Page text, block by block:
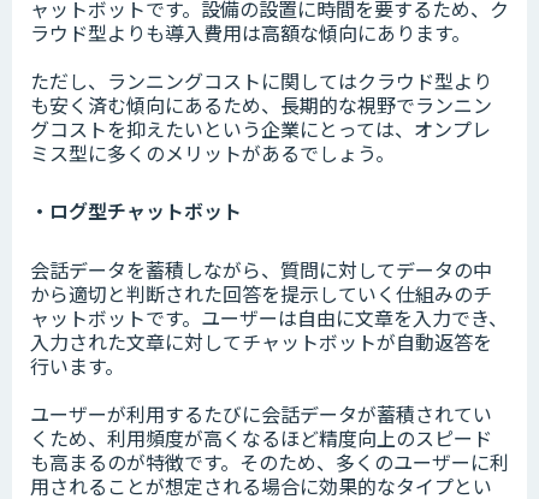
ャットボットです。設備の設置に時間を要するため、ク
ラウド型よりも導入費用は高額な傾向にあります。
ただし、ランニングコストに関してはクラウド型より
も安く済む傾向にあるため、長期的な視野でランニン
グコストを抑えたいという企業にとっては、オンプレ
ミス型に多くのメリットがあるでしょう。
・ログ型チャットボット
会話データを蓄積しながら、質問に対してデータの中
から適切と判断された回答を提示していく仕組みのチ
ャットボットです。ユーザーは自由に文章を入力でき、
入力された文章に対してチャットボットが自動返答を
行います。
ユーザーが利用するたびに会話データが蓄積されてい
くため、利用頻度が高くなるほど精度向上のスピード
も高まるのが特徴です。そのため、多くのユーザーに利
用されることが想定される場合に効果的なタイプとい